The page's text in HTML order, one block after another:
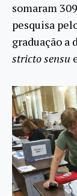
somaram
pesquisa
graduação a
stricto sensu